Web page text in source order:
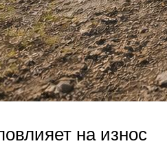
на износ